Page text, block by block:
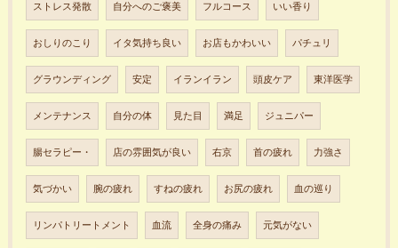
ストレス発散 自分へのご褒美 フルコース いい香り
おしりのこり イタ気持ち良い お店もかわいい パチュリ
グラウンディング 安定 イランイラン 頭皮ケア 東洋医学
メンテナンス 自分の体 見た目 満足 ジュニパー
腸セラピー・ 店の雰囲気が良い 右京 首の疲れ 力強さ
気づかい 腕の疲れ すねの疲れ お尻の疲れ 血の巡り
リンパトリートメント 血流 全身の痛み 元気がない